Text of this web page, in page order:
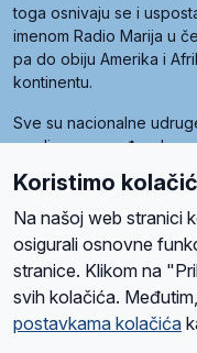
toga osnivaju se i
imenom Radio Marija u
pa do obiju Amerika i
kontinentu.
Sve su nacionalne
zemljama, a
pod nazivom Svjetska
Radio Maria). Svjetsku
kojima je i hrvatska
O namaRadio Program
Koristimo
Na našoj web stranici
osigurali osnovne
stranice. Klikom na
svih kolačića.
postavkama kolačića